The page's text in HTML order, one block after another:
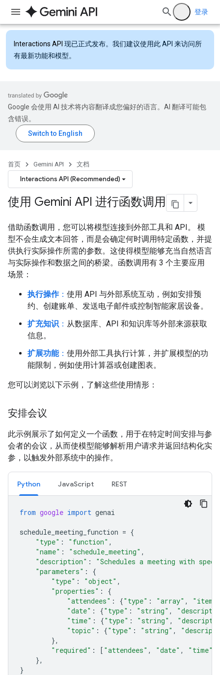
登录
Interactions API 现已正式发布。我们建议使用此 API 来访问所
有最新功能和模型。
Google 会使用 AI 技术将内容翻译成您偏好的语言。AI 翻译可能包
含错误。
首页 Gemini API 文档
Interactions API (Recommended)
使用 Gemini API 进行函数调用
借助函数调用，您可以将模型连接到外部工具和 API。 模
型不会生成文本回答，而是会确定何时调用特定函数，并提
供执行实际操作所需的参数。这使得模型能够充当自然语言
与实际操作和数据之间的桥梁。函数调用有 3 个主要应用
场景：
执行操作： 使用 API 与外部系统互动，例如安排预
约、创建账单、发送电子邮件或控制智能家居设备。
扩充知识 ： 从数据库、API 和知识库等外部来源获取
信息。
扩展功能： 使用外部工具执行计算，并扩展模型的功
能限制，例如使用计算器或创建图表。
您可以浏览以下示例，了解这些使用情形：
安排会议
此示例展示了如何定义一个函数，用于在特定时间安排与参
会者的会议，从而使模型能够解析用户请求并返回结构化实
参，以触发外部系统中的操作。
Python JavaScript REST
from google import genai
schedule_meeting_function = {
"type" : "function" ,
"name" : "schedule_meeting" ,
"description" :
"Schedules a meeting with
"parameters" :
{
"type" : "object" ,
"properties" :
{
"attendees" : {"type" : "array" ,
"date" : {"type" : "string" ,
"time" : {"type" : "string" ,
"topic" : {"type" : "string" ,
},
"required" : [ "attendees" , "date" , "time"
},
}